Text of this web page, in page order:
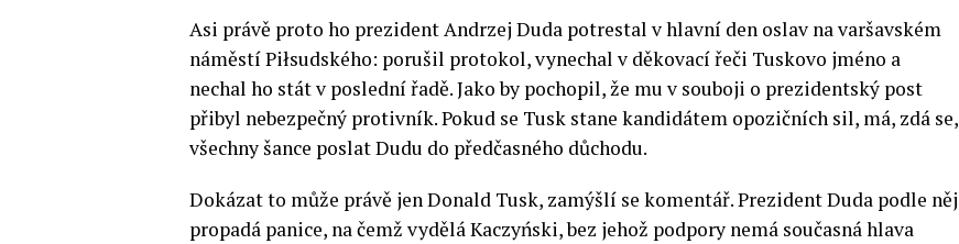
Asi právě proto ho prezident Andrzej Duda potrestal v hlavní den oslav na varšavském
náměstí Piłsudského: porušil protokol, vynechal v děkovací řeči Tuskovo jméno a
nechal ho stát v poslední řadě. Jako by pochopil, že mu v souboji o prezidentský post
přibyl nebezpečný protivník. Pokud se Tusk stane kandidátem opozičních sil, má, zdá se,
všechny šance poslat Dudu do předčasného důchodu.
Dokázat to může právě jen Donald Tusk, zamýšlí se komentář. Prezident Duda podle něj
propadá panice, na čemž vydělá Kaczyński, bez jehož podpory nemá současná hlava